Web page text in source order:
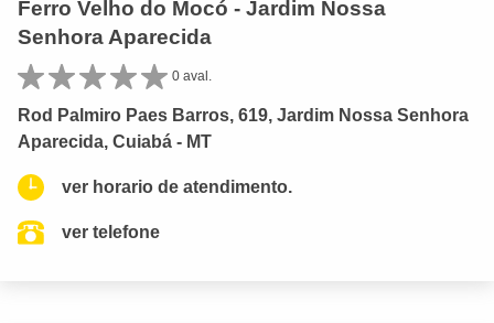
Ferro Velho do Mocó - Jardim Nossa
Senhora Aparecida
0 aval.
Rod Palmiro Paes Barros, 619, Jardim Nossa Senhora
Aparecida, Cuiabá - MT
ver horario de atendimento.
ver telefone